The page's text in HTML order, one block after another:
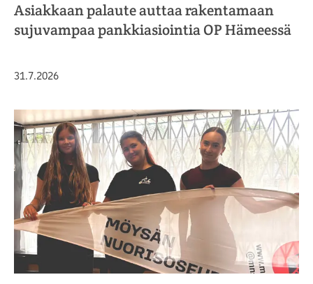
Asiakkaan palaute auttaa rakentamaan
sujuvampaa pankkiasiointia OP Hämeessä
Julkaistu
31.7.2026